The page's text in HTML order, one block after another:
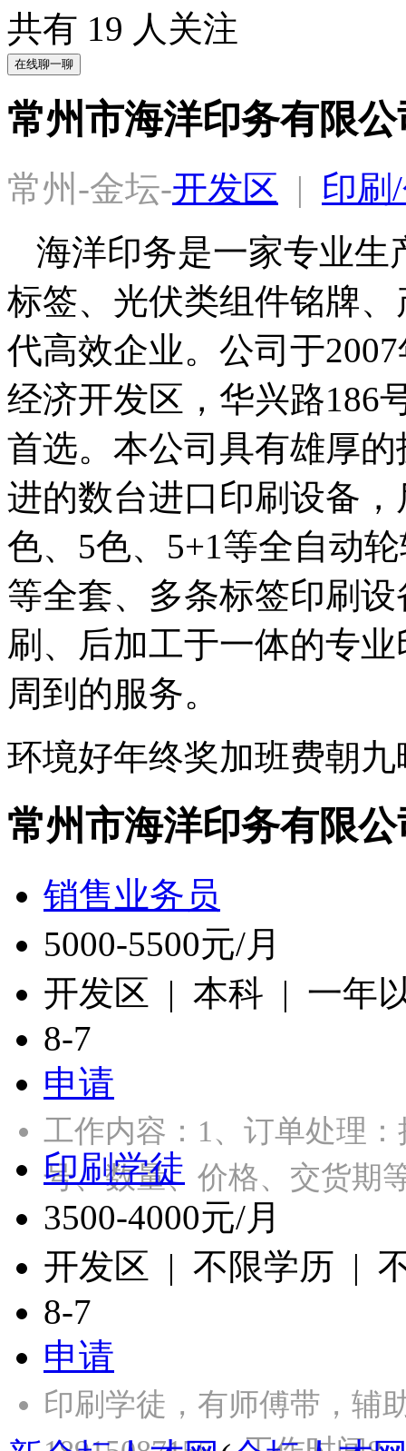
共有 19 人关注
在线聊一聊
常州市海洋印务有限
常州-金坛-开发区 | 印刷
海洋印务是一家专业生
标签、光伏类组件铭牌
代高效企业。公司于
经济开发区，华兴路186
首选。本公司具有雄厚
进的数台进口印刷设备
色、5色、5+1等全自动
等全套、多条标签印刷
刷、后加工于一体的专
周到的服务。
环境好年终奖加班费朝九
常州市海洋印务有限
销售业务员
5000-5500元/月
开发区 | 本科 | 一年
8-7
申请
工作内容：1、订单处理
号、数量、价格、交货
印刷学徒
3500-4000元/月
开发区 | 不限学历 |
8-7
申请
印刷学徒，有师傅带，辅